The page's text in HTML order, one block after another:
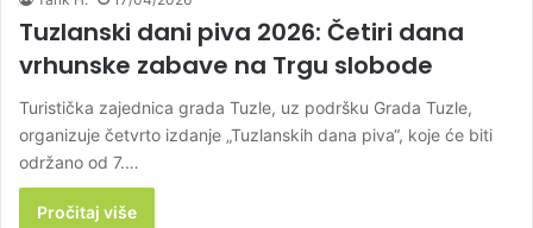
Tuzlanski dani piva 2026: Četiri dana
vrhunske zabave na Trgu slobode
Turistička zajednica grada Tuzle, uz podršku Grada Tuzle,
organizuje četvrto izdanje „Tuzlanskih dana piva“, koje će biti
održano od 7.…
Pročitaj više